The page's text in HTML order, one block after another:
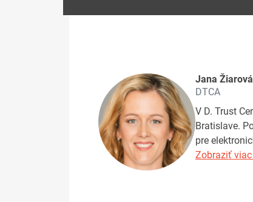
Jana Žiarová
DTCA
V D. Trust
Bratislave.
pre
Zobraziť